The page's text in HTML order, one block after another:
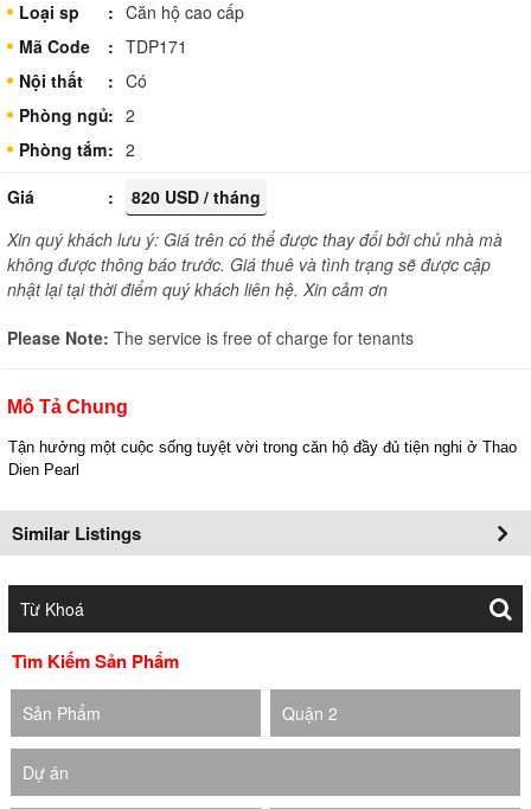
Loại sp
Căn hộ cao cấp
Mã Code
TDP171
Nội thất
Có
Phòng ngủ
2
Phòng tắm
2
Giá
820 USD / tháng
Xin quý khách lưu ý: Giá trên có thể được thay đổi bởi chủ nhà mà
không được thông báo trước. Giá thuê và tình trạng sẽ được cập
nhật lại tại thời điểm quý khách liên hệ. Xin cảm ơn
Please Note: The service is free of charge for tenants
Mô Tả Chung
Tận hưởng một cuộc sống tuyệt vời trong căn hộ đầy đủ tiện nghi ở Thao
Dien Pearl
Similar Listings
Tìm Kiếm Sản Phẩm
Sản Phẩm Quận 2
Dự án